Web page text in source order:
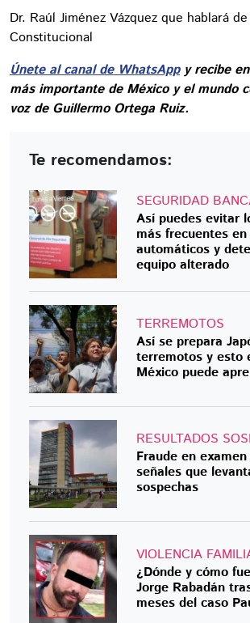
Dr. Raúl Jiménez Vázquez que hablará
Constitucional
Únete al canal de WhatsAppy recibe
más importante de México y el mundo
voz de Guillermo Ortega Ruiz.
Te recomendamos:
SEGURIDAD
Así puedes evitar
más frecuentes
automáticos y
equipo alterado
TERREMOTOS
Así se prepara
terremotos y esto
México puede
RESULTADOS
Fraude en
señales que
sospechas
VIOLENCIA
¿Dónde y cómo
Jorge Rabadán
meses del caso